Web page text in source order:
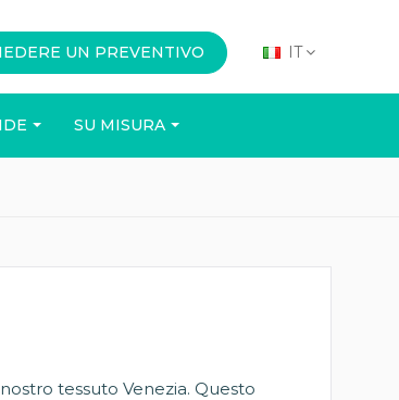
UN PREVENTIVO
IT
SU MISURA
tessuto Venezia. Questo